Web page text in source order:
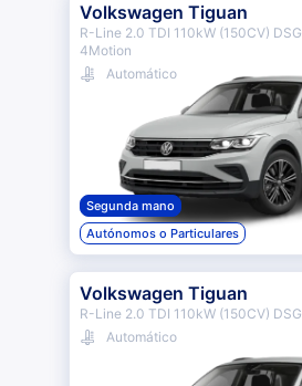
Volkswagen Tiguan
R-Line 2.0 TDI 110kW (150CV) DSG
4Motion
Automático
Segunda mano
Autónomos o Particulares
Volkswagen Tiguan
R-Line 2.0 TDI 110kW (150CV) DSG
Automático